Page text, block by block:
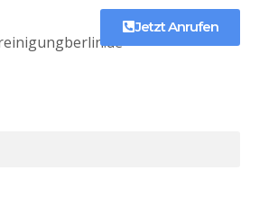
Jetzt Anrufen